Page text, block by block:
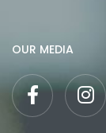
OUR MEDIA